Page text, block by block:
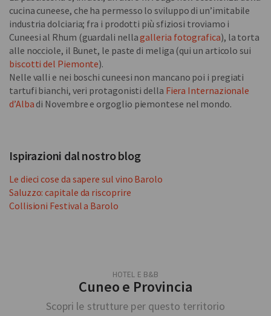
cucina cuneese, che ha permesso lo sviluppo di un’imitabile
industria dolciaria; fra i prodotti più sfiziosi troviamo i
Cuneesi al Rhum (guardali nellagalleria fotografica), la torta
alle nocciole, il Bunet, le paste di meliga (qui un articolo sui
biscotti del Piemonte).
Nelle valli e nei boschi cuneesi non mancano poi i pregiati
tartufi bianchi, veri protagonisti della Fiera Internazionale
d’Alba di Novembre e orgoglio piemontese nel mondo.
Ispirazioni dal nostro blog
Le dieci cose da sapere sul vino Barolo
Saluzzo: capitale da riscoprire
Collisioni Festival a Barolo
HOTEL E B&B
Cuneo e Provincia
Scopri le strutture per questo territorio